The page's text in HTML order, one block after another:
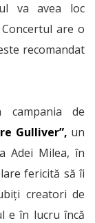
va avea loc
are o
recomandat
de
Gulliver”, un
Adei Milea, în
fericită să îi
creatori de
e în lucru încă